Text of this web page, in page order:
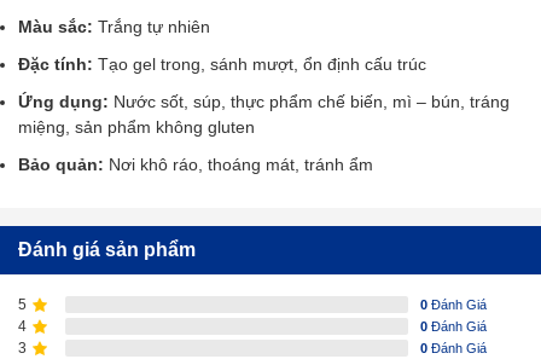
Màu sắc: Trắng tự nhiên
Đặc tính: Tạo gel trong, sánh mượt, ổn định cấu trúc
Ứng dụng: Nước sốt, súp, thực phẩm chế biến, mì – bún, tráng
miệng, sản phẩm không gluten
Bảo quản: Nơi khô ráo, thoáng mát, tránh ẩm
Đánh giá sản phẩm
5 0 Đánh Giá
4 0 Đánh Giá
3 0 Đánh Giá